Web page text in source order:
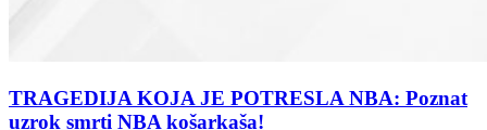
TRAGEDIJA KOJA JE POTRESLA NBA: Poznat
uzrok smrti NBA košarkaša!